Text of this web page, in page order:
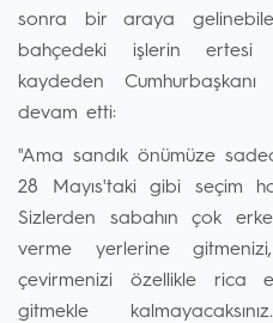
sonra bir araya
bahçedeki işlerin ertesi
kaydeden
devam etti:
"Ama sandık önümüze
28 Mayıs'taki gibi seçim
Sizlerden sabahın çok
verme yerlerine
çevirmenizi özellikle rica
gitmekle